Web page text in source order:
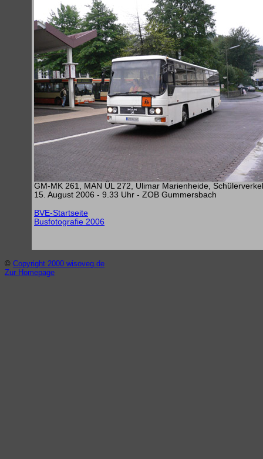
GM-MK 261, MAN ÜL 272, Ulimar Marienheide,
15. August 2006 - 9.33 Uhr - ZOB Gummersbach
BVE-Startseite
Busfotografie 2006
© Copyright 2000 wisoveg.de
Zur Homepage